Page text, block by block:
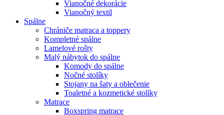
Vianočné dekorácie
Vianočný textil
Spálne
Chrániče matraca a toppery
Kompletné spálne
Lamelové rošty
Malý nábytok do spálne
Komody do spálne
Nočné stolíky
Stojany na šaty a oblečenie
Toaletné a kozmetické stolíky
Matrace
Boxspring matrace